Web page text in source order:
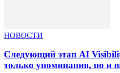
НОВОСТИ
Следующий этап AI
только упоминания, но и